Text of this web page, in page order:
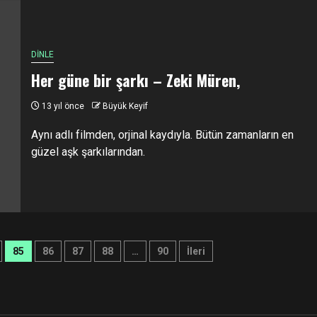
DİNLE
Her güne bir şarkı – Zeki Müren,
13 yıl önce Büyük Keyif
Aynı adlı filmden, orjinal kaydıyla. Bütün zamanların en
güzel aşk şarkılarından.
85 86 87 88 … 90 İleri